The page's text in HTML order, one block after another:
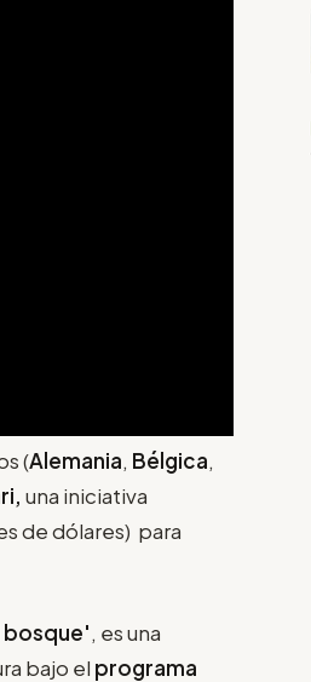
(Alemania, Bélgica,
una iniciativa
de dólares) para
bosque', es una
bajo el programa